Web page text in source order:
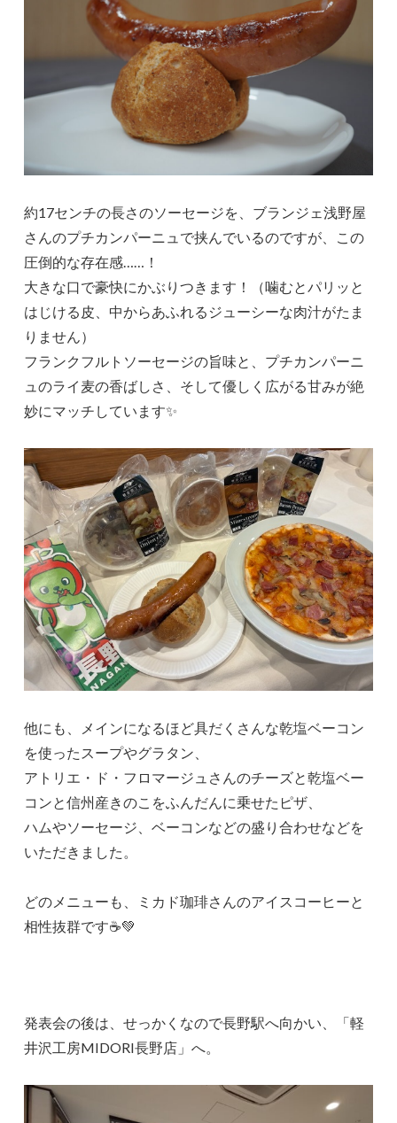
約17センチの長さのソーセージを、ブランジェ浅野屋
さんのプチカンパーニュで挟んでいるのですが、この
圧倒的な存在感……！
大きな口で豪快にかぶりつきます！（噛むとパリッと
はじける皮、中からあふれるジューシーな肉汁がたま
りません）
フランクフルトソーセージの旨味と、プチカンパーニ
ュのライ麦の香ばしさ、そして優しく広がる甘みが絶
妙にマッチしています✨
他にも、メインになるほど具だくさんな乾塩ベーコン
を使ったスープやグラタン、
アトリエ・ド・フロマージュさんのチーズと乾塩ベー
コンと信州産きのこをふんだんに乗せたピザ、
ハムやソーセージ、ベーコンなどの盛り合わせなどを
いただきました。
どのメニューも、ミカド珈琲さんのアイスコーヒーと
相性抜群です☕💚
発表会の後は、せっかくなので長野駅へ向かい、「軽
井沢工房MIDORI長野店」へ。